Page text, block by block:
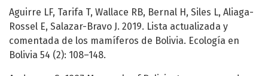
Aguirre LF, Tarifa T, Wallace RB, Bernal H, Siles L, Aliaga-
Rossel E, Salazar-Bravo J. 2019. Lista actualizada y
comentada de los mamíferos de Bolivia. Ecología en
Bolivia 54 (2): 108–148.